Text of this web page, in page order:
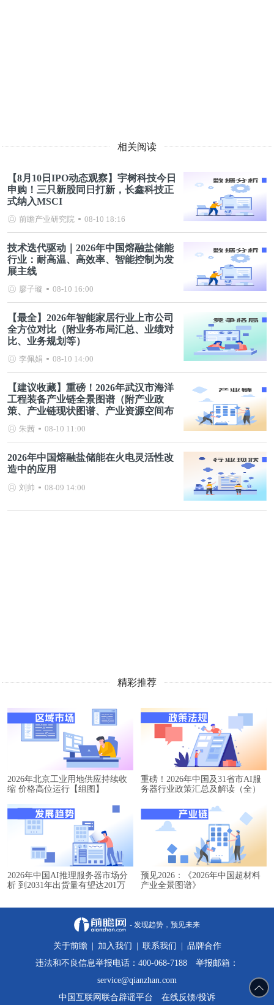
相关阅读
【8月10日IPO动态观察】宇树科技今日
申购！三只新股同日打新，长鑫科技正
式纳入MSCI
前瞻产业研究院 08-10 18:16
技术迭代驱动｜2026年中国熔融盐储能
行业：耐高温、高效率、智能控制为发
展主线
廖子璇 08-10 16:00
【最全】2026年智能家居行业上市公司
全方位对比（附业务布局汇总、业绩对
比、业务规划等）
李佩娟 08-10 14:00
【建议收藏】重磅！2026年武汉市海洋
工程装备产业链全景图谱（附产业政
策、产业链现状图谱、产业资源空间布
局、产业链发展规划）
朱茜 08-10 11:00
2026年中国熔融盐储能在火电灵活性改
造中的应用
刘帅 08-09 14:00
精彩推荐
2026年北京工业用地供应持续收
缩 价格高位运行【组图】
重磅！2026年中国及31省市AI服
务器行业政策汇总及解读（全）
2026年中国AI推理服务器市场分
析 到2031年出货量有望达201万
预见2026：《2026年中国超材料
产业全景图谱》
- 发现趋势，预见未来
关于前瞻 加入我们 联系我们
品牌合作
违法和不良信息举报电话：400-068-7188 举报邮箱：
service@qianzhan.com
中国互联网联合辟谣平台
在线反馈/投诉